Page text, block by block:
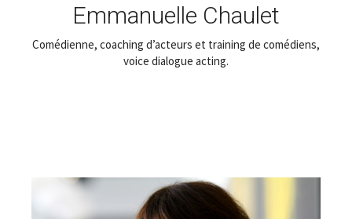
Emmanuelle Chaulet
Comédienne, coaching d’acteurs et training de comédiens,
voice dialogue acting.